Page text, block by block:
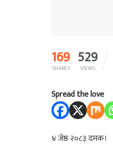
169
SHARES 529
VIEWS
Spread the love
४ जेष्ठ २०८३ दमक।